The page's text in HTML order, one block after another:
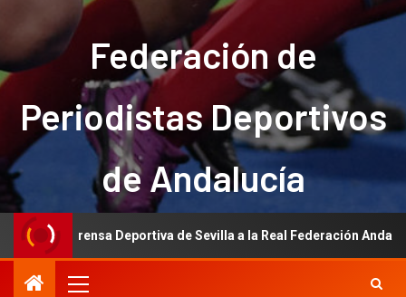
Federación de
Periodistas Deportivos
de Andalucía
la Prensa Deportiva de Sevilla a la Real Federación Andaluza de